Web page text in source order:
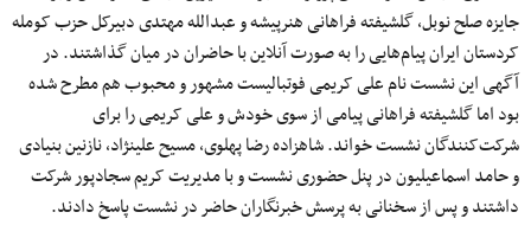
جایزه صلح نوبل، گلشیفته فراهانی هنرپیشه و عبدالله مهتدی دبیرکل حزب کومله
کردستان ایران پیام‌هایی را به صورت آنلاین با حاضران در میان گذاشتند. در
آگهی این نشست نام علی کریمی فوتبالیست مشهور و محبوب هم مطرح شده
بود اما گلشیفته فراهانی پیامی از سوی خودش و علی کریمی را برای
شرکت‌کنندگان نشست خواند. شاهزاده رضا پهلوی، مسیح علینژاد، نازنین بنیادی
و حامد اسماعیلیون در پنل حضوری نشست و با مدیریت کریم سجادپور شرکت
داشتند و پس از سخنانی به پرسش خبرنگاران حاضر در نشست پاسخ دادند.